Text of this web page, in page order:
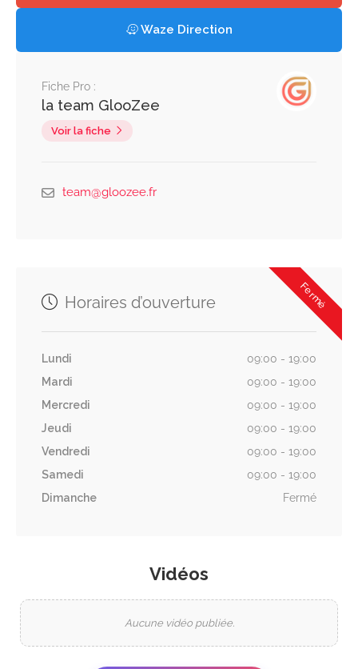
Waze Direction
Fiche Pro :
la team GlooZee
Voir la fiche
team@gloozee.fr
Fermé
Horaires d’ouverture
Lundi
09:00 - 19:00
Mardi
09:00 - 19:00
Mercredi
09:00 - 19:00
Jeudi
09:00 - 19:00
Vendredi
09:00 - 19:00
Samedi
09:00 - 19:00
Dimanche
Fermé
Vidéos
Aucune vidéo publiée.